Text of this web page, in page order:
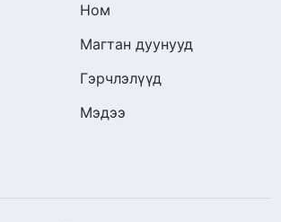
Ном
Магтан дуунууд
Гэрчлэлүүд
Мэдээ